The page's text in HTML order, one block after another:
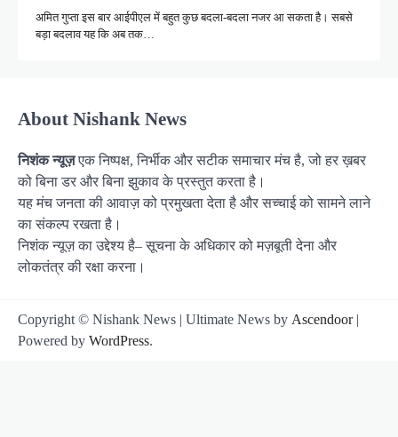
अमित गुप्ता इस बार आईपीएल में बहुत कुछ बदला-बदला नजर आ सकता है। सबसे
बड़ा बदलाव यह कि अब तक…
About Nishank News
निशंक न्यूज़एक निष्पक्ष, निर्भीक और सटीक समाचार मंच है, जो हर ख़बर
को बिना डर और बिना झुकाव के प्रस्तुत करता है।
यह मंच जनता की आवाज़ को प्रमुखता देता है और सच्चाई को सामने लाने
का संकल्प रखता है।
निशंक न्यूज़ का उद्देश्य है– सूचना के अधिकार को मज़बूती देना और
लोकतंत्र की रक्षा करना।
Copyright © Nishank News | Ultimate News by Ascendoor|
Powered by WordPress.